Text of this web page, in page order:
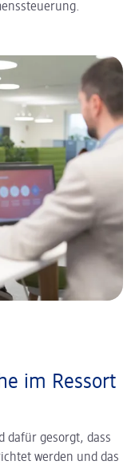
im Ressort
dafür gesorgt, dass
werden und das